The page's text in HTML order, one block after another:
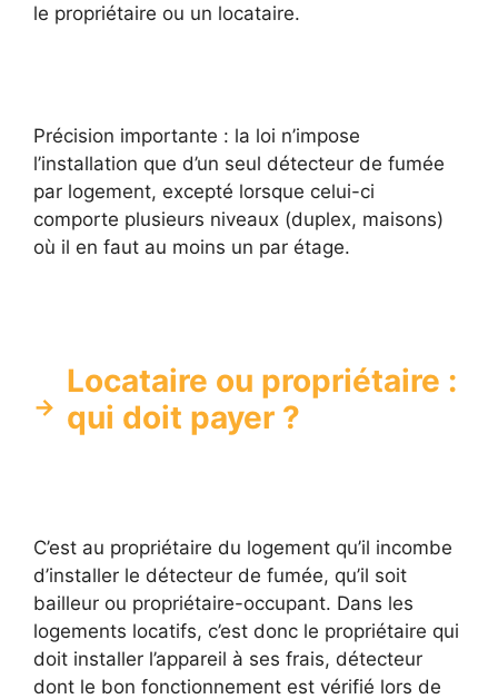
le propriétaire ou un locataire.
Précision importante : la loi n’impose
l’installation que d’un seul détecteur de fumée
par logement, excepté lorsque celui-ci
comporte plusieurs niveaux (duplex, maisons)
où il en faut au moins un par étage.
Locataire ou propriétaire :
qui doit payer ?
C’est au propriétaire du logement qu’il incombe
d’installer le détecteur de fumée, qu’il soit
bailleur ou propriétaire-occupant. Dans les
logements locatifs, c’est donc le propriétaire qui
doit installer l’appareil à ses frais, détecteur
dont le bon fonctionnement est vérifié lors de